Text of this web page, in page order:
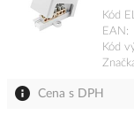
Kód
EAN
Kód
Cena s DPH